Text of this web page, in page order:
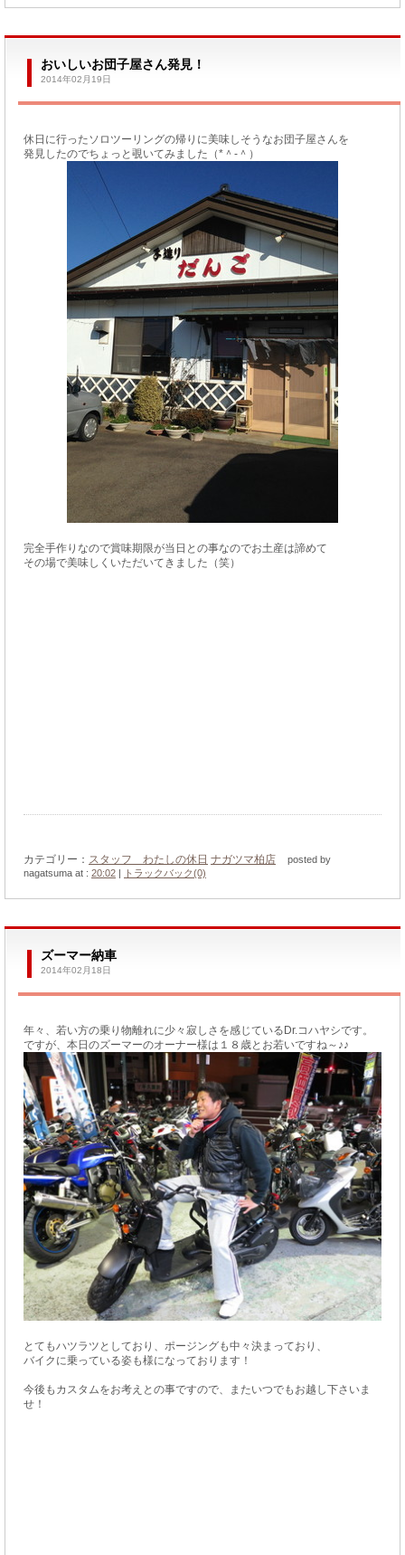
おいしいお団子屋さん発見！
2014年02月19日
休日に行ったソロツーリングの帰りに美味しそうなお団子屋さんを
発見したのでちょっと覗いてみました（*＾-＾）
完全手作りなので賞味期限が当日との事なのでお土産は諦めて
その場で美味しくいただいてきました（笑）
カテゴリー： スタッフ わたしの休日 ナガツマ柏店
posted by
nagatsuma at : 20:02 | トラックバック(0)
ズーマー納車
2014年02月18日
年々、若い方の乗り物離れに少々寂しさを感じているDr.コハヤシです。
ですが、本日のズーマーのオーナー様は１８歳とお若いですね～♪♪
とてもハツラツとしており、ポージングも中々決まっており、
バイクに乗っている姿も様になっております！
今後もカスタムをお考えとの事ですので、またいつでもお越し下さいま
せ！